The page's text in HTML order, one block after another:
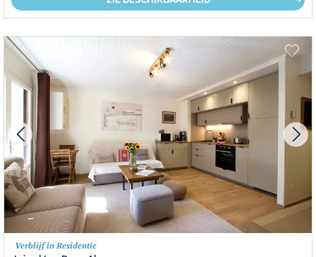
Verblijf in Residentie